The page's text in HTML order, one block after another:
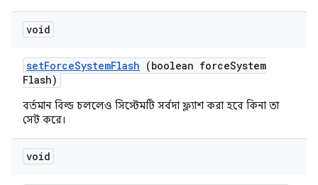
void
setForceSystemFlash (boolean forceSystem
Flash)
বর্তমান বিল্ড চললেও সিস্টেমটি সর্বদা ফ্ল্যাশ করা হবে কিনা তা
সেট করে।
void